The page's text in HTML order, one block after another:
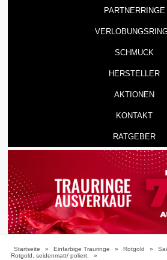
PARTNERRINGE
SCHMUCK
HERSTELLER
AKTIONEN
KONTAKT
RATGEBER
Startseite » Einfarbige Trauringe » Rotgold »
Rotgold, seidenmatt/ poliert,
»